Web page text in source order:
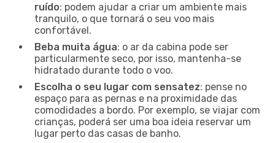
ruído: podem ajudar a criar um ambiente mais
tranquilo, o que tornará o seu voo mais
confortável.
Beba muita água: o ar da cabina pode ser
particularmente seco, por isso, mantenha-se
hidratado durante todo o voo.
Escolha o seu lugar com sensatez: pense no
espaço para as pernas e na proximidade das
comodidades a bordo. Por exemplo, se viajar com
crianças, poderá ser uma boa ideia reservar um
lugar perto das casas de banho.